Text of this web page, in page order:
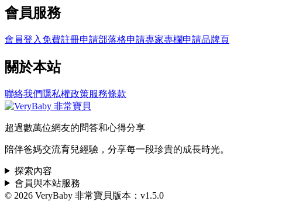
會員服務
會員登入 免費註冊申請部落格申請專家專欄申請品牌頁
關於本站
聯絡我們 隱私權政策服務條款
超過數萬位網友的問答和心得分享
陪伴爸媽交流育兒經驗，分享每一段珍貴的成長時光。
探索內容
會員與本站服務
© 2026 VeryBaby 非常寶貝版本：v1.5.0